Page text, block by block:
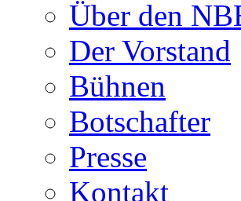
Über den
Der Vorstand
Bühnen
Botschafter
Presse
Kontakt